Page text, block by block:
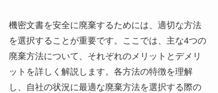
機密文書を安全に廃棄するためには、適切な方法
を選択することが重要です。ここでは、主な4つの
廃棄方法について、それぞれのメリットとデメリ
ットを詳しく解説します。各方法の特徴を理解
し、自社の状況に最適な廃棄方法を選択する際の